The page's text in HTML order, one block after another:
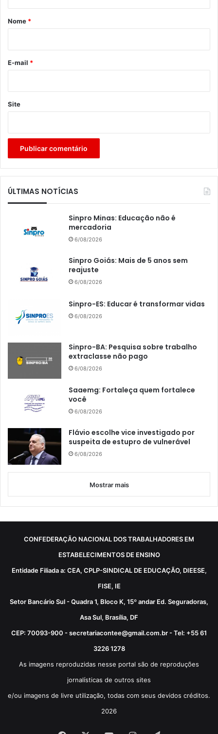
r
*
Nome *
E-mail *
Site
ÚLTIMAS NOTÍCIAS
Sinpro Minas: Educação não é
mercadoria
6/08/2026
Sinpro Goiás: Mais de 5 anos sem
reajuste
6/08/2026
Sinpro-ES: Educar é transformar vidas
6/08/2026
Sinpro-BA: Pesquisa sobre trabalho
extraclasse não pago
6/08/2026
Saaemg: Fortaleça quem fortalece
você
6/08/2026
Flávio escolhe vice investigado por
suspeita de estupro de vulnerável
6/08/2026
Mostrar mais
CONFEDERAÇÃO NACIONAL DOS TRABALHADORES EM
ESTABELECIMENTOS DE ENSINO
Entidade Filiada a: CEA, CPLP-SINDICAL DE EDUCAÇÃO, DIEESE,
FISE, IE
Setor Bancário Sul - Quadra 1, Bloco K, 15º andar Ed. Seguradoras,
Asa Sul, Brasília, DF
CEP: 70093-900 - secretariacontee@gmail.com.br - Tel: +55 61
3226 1278
As imagens reproduzidas nesse portal são de reproduções
jornalísticas de outros sites
e/ou imagens de livre utilização, todas com seus devidos créditos.
2026